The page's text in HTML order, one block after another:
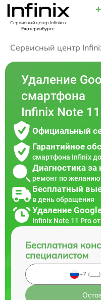
Сервисный центр Infinixв
Екатеринбурге
Сервисный центр
Удаление
смартфона
Infinix Note
Официальный
Гарантийное
смартфона Infinix
Диагностика за
ремонт по желанию
Бесплатный
в день обращения
Удаление
Infinix Note 11 Pro
Бесплатная
специалистом